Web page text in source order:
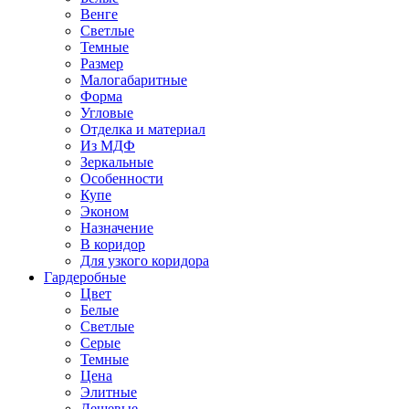
Венге
Светлые
Темные
Размер
Малогабаритные
Форма
Угловые
Отделка и материал
Из МДФ
Зеркальные
Особенности
Купе
Эконом
Назначение
В коридор
Для узкого коридора
Гардеробные
Цвет
Белые
Светлые
Серые
Темные
Цена
Элитные